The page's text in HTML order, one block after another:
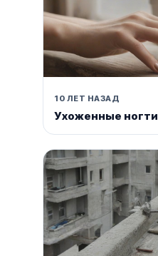
10 ЛЕТ НАЗАД
Ухоженные ногти